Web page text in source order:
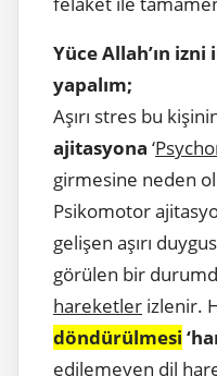
Yüce Allah’ın
yapalım;
Aşırı stres bu
ajitasyona ‘
girmesine neden
Psikomotor
gelişen aşırı
görülen bir
hareketler izlenir.
döndürülmesi
edilemeyen dil